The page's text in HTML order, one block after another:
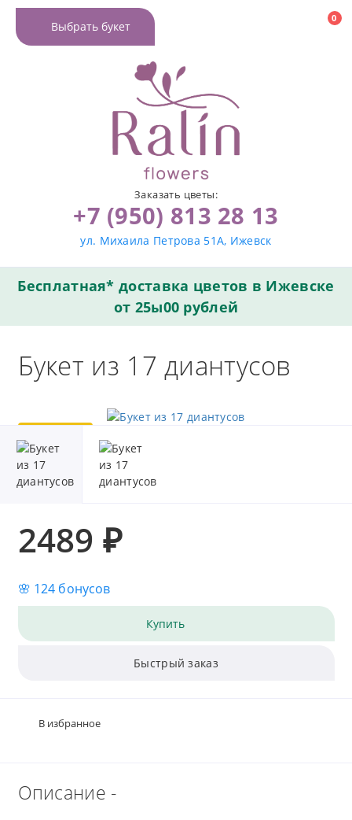
Выбрать букет
0
Заказать цветы:
+7 (950) 813 28 13
ул. Михаила Петрова 51А, Ижевск
Бесплатная* доставка цветов в Ижевске
от 25ы00 рублей
Букет из 17 диантусов
2489 ₽
🌸 124 бонусов
Купить
Быстрый заказ
В избранное
Описание -